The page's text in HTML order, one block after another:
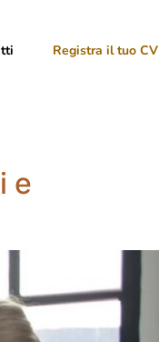
Registra il tuo CV
e